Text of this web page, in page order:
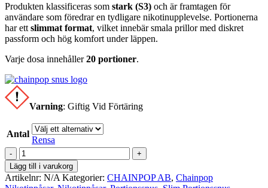
Produkten klassificeras som stark (S3) och är framtagen för
användare som föredrar en tydligare nikotinupplevelse. Portionerna
har ett slimmat format, vilket innebär smala prillor med diskret
passform och hög komfort under läppen.
Varje dosa innehåller20 portioner.
Varning: Giftig Vid Förtäring
Antal
Rensa
Chainpop
Peach
&
Honey
Lägg till i varukorg
Artikelnr: N/A Kategorier: CHAINPOP AB, Chainpop